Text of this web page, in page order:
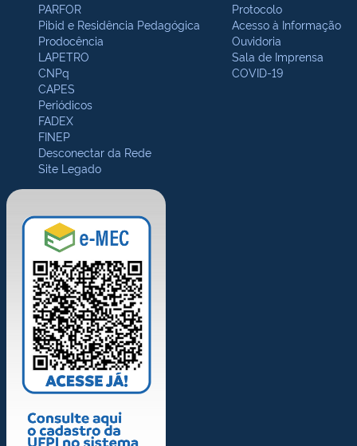
PARFOR
Pibid e Residência Pedagógica
Prodocência
LAPETRO
CNPq
CAPES
Periódicos
FADEX
FINEP
Desconectar da Rede
Site Legado
Protocolo
Acesso à Informação
Ouvidoria
Sala de Imprensa
COVID-19